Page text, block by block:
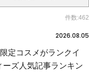
件数:462
2026.08.05
定コスメがランクイ
ズ人気記事ランキン